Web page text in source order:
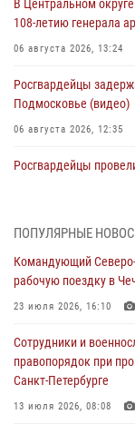
В Центральном
108‑летию генерала
06 августа 2026, 13:24
Росгвардейцы
Подмосковье (видео)
06 августа 2026, 12:35
Росгвардейцы
второй годовщине
06 августа 2026, 11:56
угрожавшего
06 августа 2026, 11:33
В Зауралье при
ПОПУЛЯРНЫЕ
Командующий
рабочую поездку в
23 июля 2026, 16:10
Сотрудники и
правопорядок при
Санкт-Петербурге
13 июля 2026, 08:08